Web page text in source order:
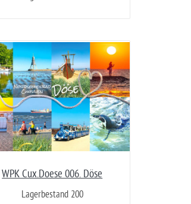
WPK Cux.Doese 006. Döse
Lagerbestand 200